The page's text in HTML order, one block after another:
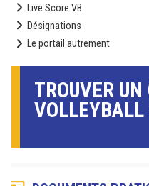
Live Score VB
Désignations
Le portail autrement
TROUVER UN
VOLLEYBALL